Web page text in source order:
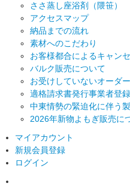
ささ蒸し座浴剤（隈笹）
アクセスマップ
納品までの流れ
素材へのこだわり
お客様都合によるキャン
バルク販売について
お受けしていないオーダ
適格請求書発行事業者登
中東情勢の緊迫化に伴う
2026年新物よもぎ販売に
マイアカウント
新規会員登録
ログイン